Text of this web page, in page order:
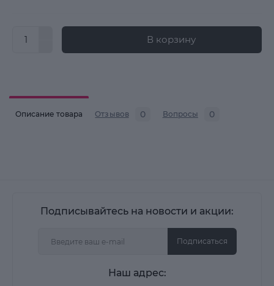
В корзину
Описание товара Отзывов 0 Вопросы 0
Подписывайтесь на новости и акции:
Подписаться
Наш адрес: